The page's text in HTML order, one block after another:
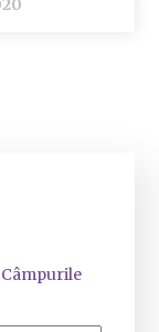
Câmpurile